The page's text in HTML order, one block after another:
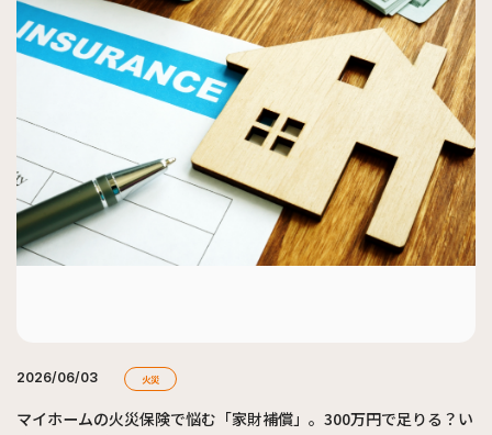
2026/06/03 火災
マイホームの火災保険で悩む「家財補償」。300万円で足りる？い